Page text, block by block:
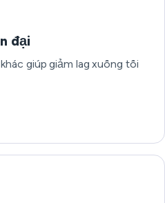
đại
giúp giảm lag xuống tối